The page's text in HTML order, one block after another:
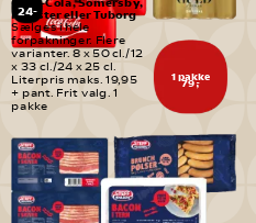
1 pakke
79,-
Monster eller Tuborg
Sælges i hele
forpakninger. Flere
varianter. 8 x 50 cl./12
x 33 cl./24 x 25 cl.
Literpris maks. 19,95
+ pant. Frit valg. 1
pakke
24-
pak